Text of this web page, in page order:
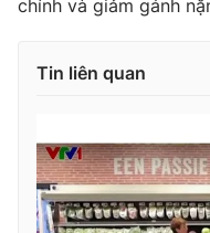
Ðiện thoại Thời báo VTV:
Liên hệ quảng cáo:
chính và giảm gánh
Tin liên quan